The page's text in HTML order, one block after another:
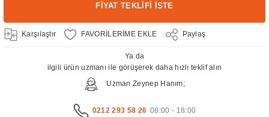
FİYAT TEKLİFİ İSTE
Karşılaştır Paylaş
Ya da
ilgili ürün uzmanı ile görüşerek daha hızlı teklif alın
Uzman Zeynep Hanım;
0212 293 58 26 08:00 - 18:00